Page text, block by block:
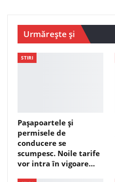
Urmărește și
STIRI
Pașapoartele și
permisele de
conducere se
scumpesc. Noile tarife
vor intra în vigoare…